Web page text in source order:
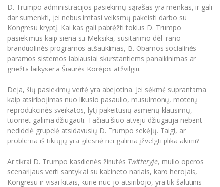
Azijos centras
Vilniaus Karaliaus Sedžiongo institutas
Frankofoniškų šalių studijų centras
Vilniaus Karaliaus Sedžiongo institutas
Frankofoniškų šalių studijų centras
Parama Ukrainai
Civilinė sauga
Korupcijos prevencija
Informacinė sistema "Studijos"
Darbuotojų elektroninis paštas
Daugiafaktorinė autentifikacija universiteto
darbuotojams (MFA)
Mokslininkų profiliai "CRIS"
Bendruomenės gerovė
MRU norminių teisės aktų duomenų bazė
Intranetas
eDVS
Microsoft Office 365
Pagalbos sistema
Profesinė sąjunga
D. Trumpo administracijos pasiekimų sąrašas yra menkas, ir gali
dar sumenkti, jei nebus imtasi veiksmų pakeisti darbo su
Kongresu kryptį. Kai kas gali pabrėžti tokius D. Trumpo
pasiekimus kaip siena su Meksika, susitarimo dėl Irano
branduolinės programos atšaukimas, B. Obamos socialinės
paramos sistemos labiausiai skurstantiems panaikinimas ar
griežta laikysena Šiaurės Korėjos atžvilgiu.
Deja, šių pasiekimų vertė yra abejotina. Jei sėkmė suprantama
kaip atsiribojimas nuo likusio pasaulio, musulmonų, moterų
reprodukcinės sveikatos, lytį pakeitusių asmenų klausimų,
tuomet galima džiūgauti. Tačiau šiuo atveju džiūgauja nebent
nedidelė grupelė atsidavusių D. Trumpo sekėjų. Taigi, ar
problema iš tikrųjų yra gilesnė nei galima įžvelgti plika akimi?
Ar tikrai D. Trumpo kasdienės žinutės Twitteryje, muilo operos
scenarijaus verti santykiai su kabineto nariais, karo herojais,
Kongresu ir visai kitais, kurie nuo jo atsiribojo, yra tik šalutinis